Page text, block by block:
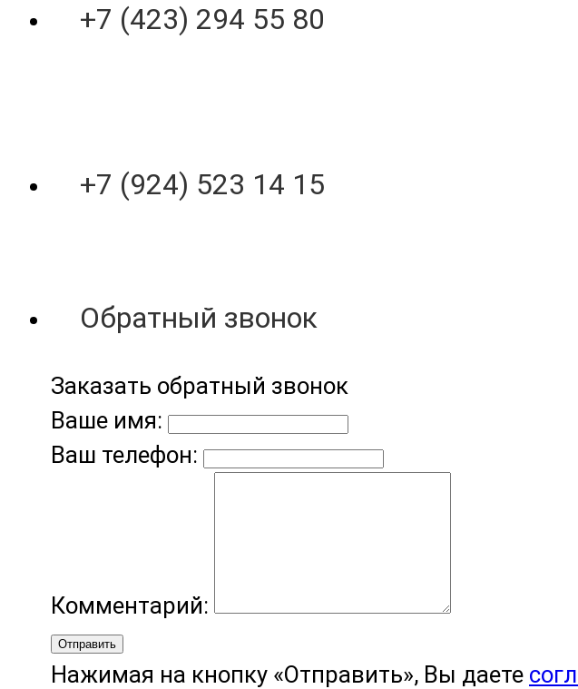
+7 (423) 294 55 80
+7 (924) 523 14 15
Обратный звонок
Заказать обратный звонок
Ваше имя:
Ваш телефон:
Комментарий:
Отправить
Нажимая на кнопку «Отправить», Вы даете